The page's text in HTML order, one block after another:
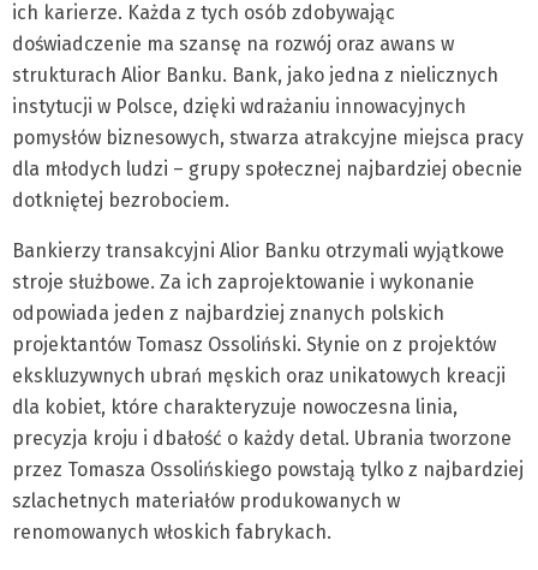
ich karierze. Każda z tych osób zdobywając
doświadczenie ma szansę na rozwój oraz awans w
strukturach Alior Banku. Bank, jako jedna z nielicznych
instytucji w Polsce, dzięki wdrażaniu innowacyjnych
pomysłów biznesowych, stwarza atrakcyjne miejsca pracy
dla młodych ludzi – grupy społecznej najbardziej obecnie
dotkniętej bezrobociem.
Bankierzy transakcyjni Alior Banku otrzymali wyjątkowe
stroje służbowe. Za ich zaprojektowanie i wykonanie
odpowiada jeden z najbardziej znanych polskich
projektantów Tomasz Ossoliński. Słynie on z projektów
ekskluzywnych ubrań męskich oraz unikatowych kreacji
dla kobiet, które charakteryzuje nowoczesna linia,
precyzja kroju i dbałość o każdy detal. Ubrania tworzone
przez Tomasza Ossolińskiego powstają tylko z najbardziej
szlachetnych materiałów produkowanych w
renomowanych włoskich fabrykach.